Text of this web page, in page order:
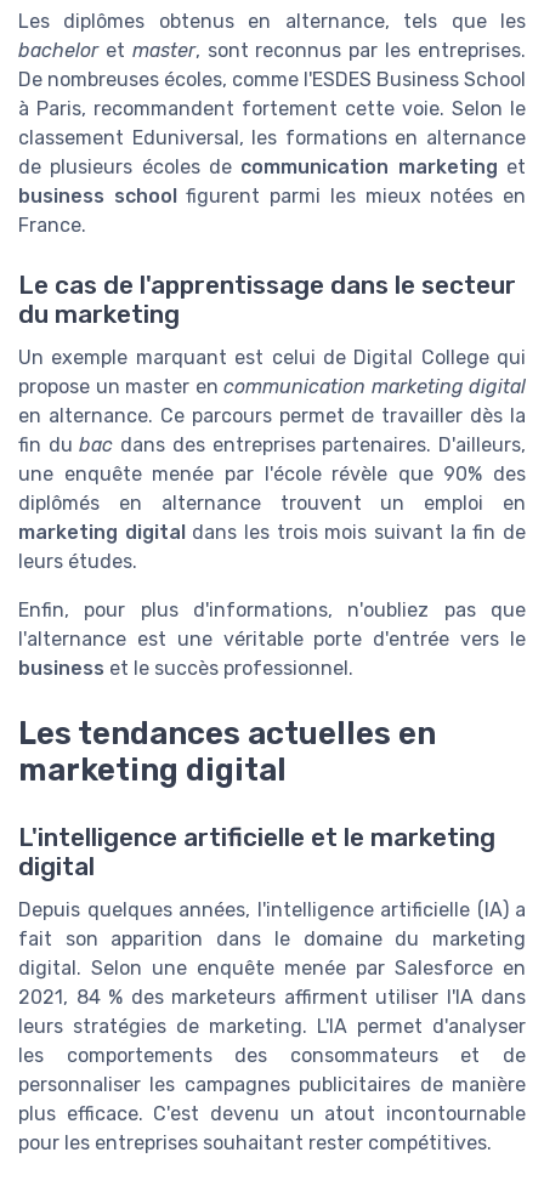
Les diplômes obtenus en alternance, tels que les
bacheloret master, sont reconnus par les entreprises.
De nombreuses écoles, comme l'ESDES Business School
à Paris, recommandent fortement cette voie. Selon le
classement Eduniversal, les formations en alternance
de plusieurs écoles de communication marketing et
business school
figurent parmi les mieux notées en
France.
Le cas de l'apprentissage dans le secteur
du marketing
Un exemple marquant est celui de Digital College qui
propose un master en communication marketing digital
en alternance. Ce parcours permet de travailler dès la
fin dubac dans des entreprises partenaires. D'ailleurs,
une enquête menée par l'école révèle que 90% des
diplômés en alternance trouvent un emploi en
marketing digitaldans les trois mois suivant la fin de
leurs études.
Enfin, pour plus d'informations, n'oubliez pas que
l'alternance est une véritable porte d'entrée vers le
business et le succès professionnel.
Les tendances actuelles en
marketing digital
L'intelligence artificielle et le marketing
digital
Depuis quelques années, l'intelligence artificielle (IA) a
fait son apparition dans le domaine du marketing
digital. Selon une enquête menée par Salesforce en
2021, 84 % des marketeurs affirment utiliser l'IA dans
leurs stratégies de marketing. L'IA permet d'analyser
les comportements des consommateurs et de
personnaliser les campagnes publicitaires de manière
plus efficace. C'est devenu un atout incontournable
pour les entreprises souhaitant rester compétitives.